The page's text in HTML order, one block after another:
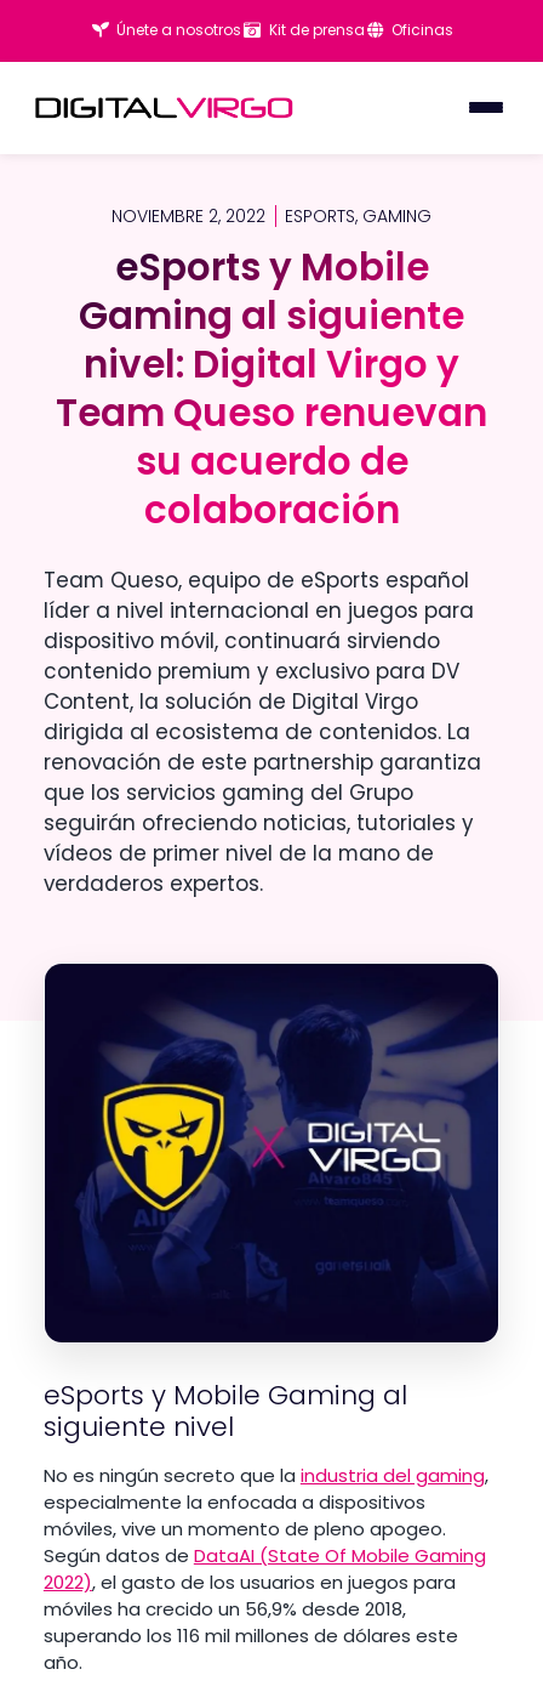
Únete a nosotros Kit de prensa Oficinas
NOVIEMBRE 2, 2022 ESPORTS, GAMING
eSports y Mobile
Gaming al siguiente
nivel: Digital Virgo y
Team Queso renuevan
su acuerdo de
colaboración
eSports y Mobile
Gaming al siguiente
nivel: Digital Virgo y
Team Queso renuevan
su acuerdo de
colaboración
Team Queso, equipo de eSports español
líder a nivel internacional en juegos para
dispositivo móvil, continuará sirviendo
contenido premium y exclusivo para DV
Content, la solución de Digital Virgo
dirigida al ecosistema de contenidos. La
renovación de este partnership garantiza
que los servicios gaming del Grupo
seguirán ofreciendo noticias, tutoriales y
vídeos de primer nivel de la mano de
verdaderos expertos.
eSports y Mobile Gaming al
siguiente nivel
No es ningún secreto que la industria del gaming,
especialmente la enfocada a dispositivos
móviles, vive un momento de pleno apogeo.
Según datos de DataAI (State Of Mobile Gaming
2022), el gasto de los usuarios en juegos para
móviles ha crecido un 56,9% desde 2018,
superando los 116 mil millones de dólares este
año.